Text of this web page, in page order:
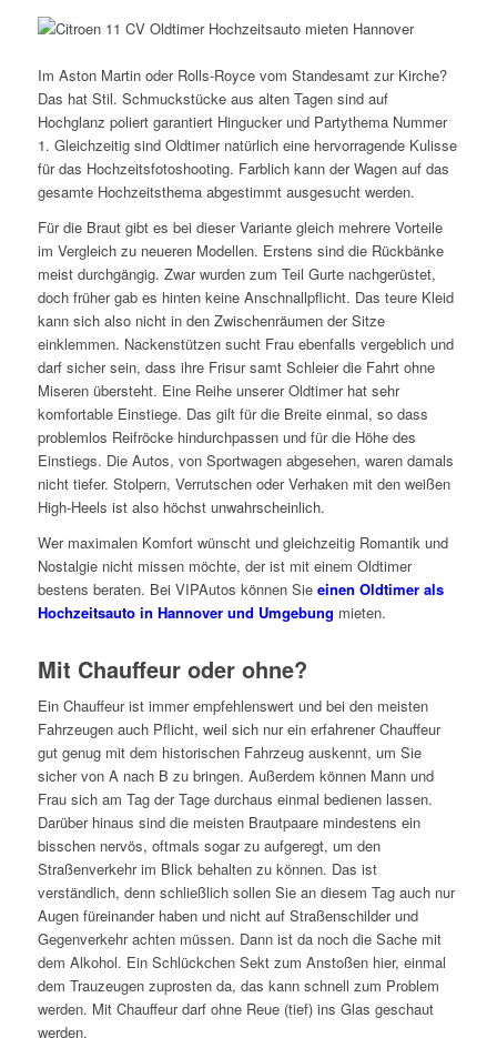
Im Aston Martin oder Rolls-Royce vom Standesamt zur Kirche?
Das hat Stil. Schmuckstücke aus alten Tagen sind auf
Hochglanz poliert garantiert Hingucker und Partythema Nummer
1. Gleichzeitig sind Oldtimer natürlich eine hervorragende Kulisse
für das Hochzeitsfotoshooting. Farblich kann der Wagen auf das
gesamte Hochzeitsthema abgestimmt ausgesucht werden.
Für die Braut gibt es bei dieser Variante gleich mehrere Vorteile
im Vergleich zu neueren Modellen. Erstens sind die Rückbänke
meist durchgängig. Zwar wurden zum Teil Gurte nachgerüstet,
doch früher gab es hinten keine Anschnallpflicht. Das teure Kleid
kann sich also nicht in den Zwischenräumen der Sitze
einklemmen. Nackenstützen sucht Frau ebenfalls vergeblich und
darf sicher sein, dass ihre Frisur samt Schleier die Fahrt ohne
Miseren übersteht. Eine Reihe unserer Oldtimer hat sehr
komfortable Einstiege. Das gilt für die Breite einmal, so dass
problemlos Reifröcke hindurchpassen und für die Höhe des
Einstiegs. Die Autos, von Sportwagen abgesehen, waren damals
nicht tiefer. Stolpern, Verrutschen oder Verhaken mit den weißen
High-Heels ist also höchst unwahrscheinlich.
Wer maximalen Komfort wünscht und gleichzeitig Romantik und
Nostalgie nicht missen möchte, der ist mit einem Oldtimer
bestens beraten. Bei VIPAutos können Sie einen Oldtimer als
Hochzeitsauto in Hannover und Umgebung mieten.
Mit Chauffeur oder ohne?
Ein Chauffeur ist immer empfehlenswert und bei den meisten
Fahrzeugen auch Pflicht, weil sich nur ein erfahrener Chauffeur
gut genug mit dem historischen Fahrzeug auskennt, um Sie
sicher von A nach B zu bringen. Außerdem können Mann und
Frau sich am Tag der Tage durchaus einmal bedienen lassen.
Darüber hinaus sind die meisten Brautpaare mindestens ein
bisschen nervös, oftmals sogar zu aufgeregt, um den
Straßenverkehr im Blick behalten zu können. Das ist
verständlich, denn schließlich sollen Sie an diesem Tag auch nur
Augen füreinander haben und nicht auf Straßenschilder und
Gegenverkehr achten müssen. Dann ist da noch die Sache mit
dem Alkohol. Ein Schlückchen Sekt zum Anstoßen hier, einmal
dem Trauzeugen zuprosten da, das kann schnell zum Problem
werden. Mit Chauffeur darf ohne Reue (tief) ins Glas geschaut
werden.